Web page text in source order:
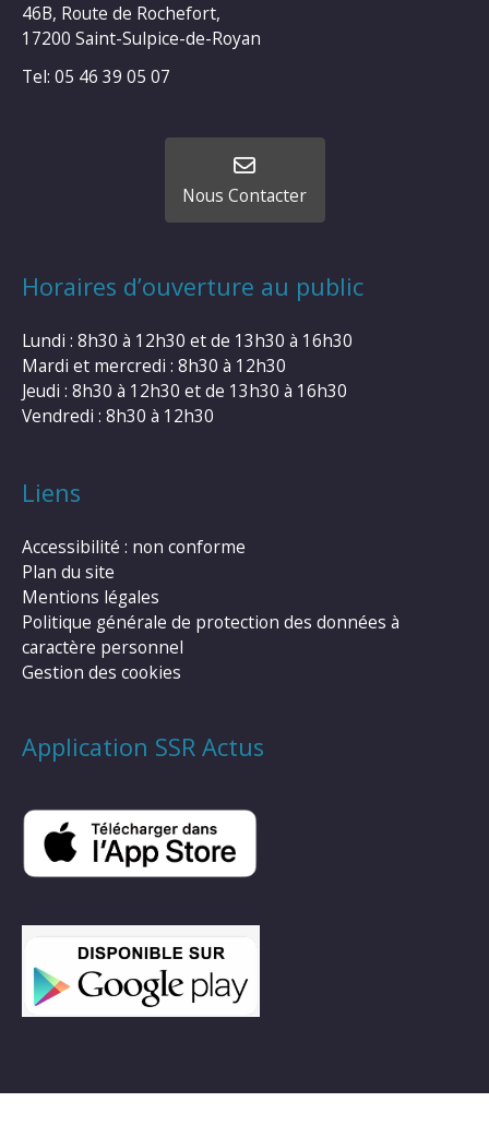
46B, Route de Rochefort,
17200 Saint-Sulpice-de-Royan
Tel: 05 46 39 05 07
Nous Contacter
Horaires d’ouverture au public
Lundi : 8h30 à 12h30 et de 13h30 à 16h30
Mardi et mercredi : 8h30 à 12h30
Jeudi : 8h30 à 12h30 et de 13h30 à 16h30
Vendredi : 8h30 à 12h30
Liens
Accessibilité : non conforme
Plan du site
Mentions légales
Politique générale de protection des données à
caractère personnel
Gestion des cookies
Application SSR Actus